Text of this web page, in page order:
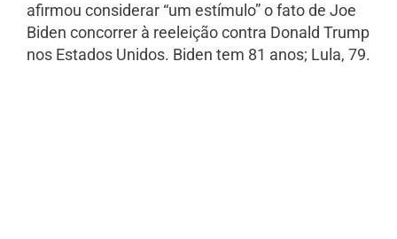
afirmou considerar “um estímulo” o fato de Joe
Biden concorrer à reeleição contra Donald Trump
nos Estados Unidos. Biden tem 81 anos; Lula, 79.